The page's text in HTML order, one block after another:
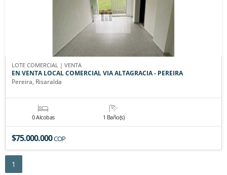
LOTE COMERCIAL | VENTA
EN VENTA LOCAL COMERCIAL VIA ALTAGRACIA - PEREIRA
Pereira, Risaralda
0 Alcobas 1 Baño(s)
$75.000.000COP
1